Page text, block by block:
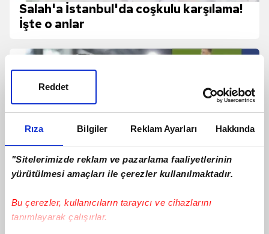
Rıza Bilgiler Reklam Ayarları Hakkında
"Sitelerimizde reklam ve pazarlama faaliyetlerinin
yürütülmesi amaçları ile çerezler kullanılmaktadır.
Bu çerezler, kullanıcıların tarayıcı ve cihazlarını
tanımlayarak çalışırlar.
Reddet
Salah'a İstanbul'da coşkulu karşılama!
İşte o anlar